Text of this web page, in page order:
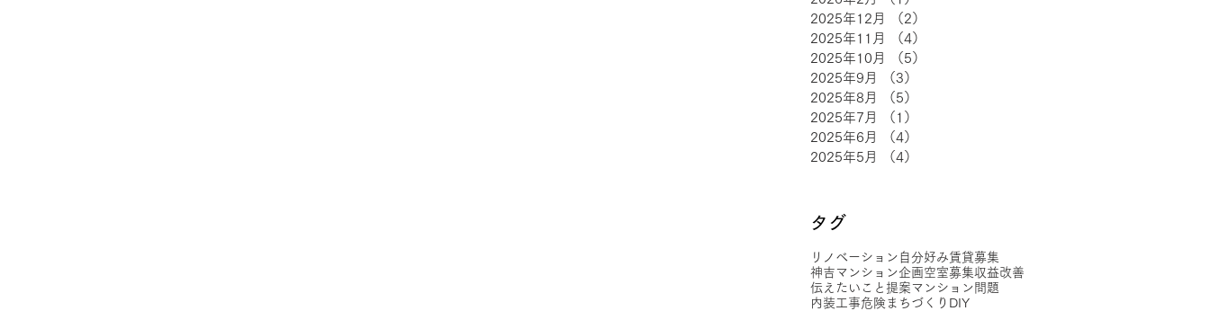
2025年12月
（2）
2025年11月
（4）
2025年10月
（5）
2025年9月
（3）
2025年8月
（5）
2025年7月
（1）
2025年6月
（4）
2025年5月
（4）
​タグ
リノベーション 自分好み賃貸募集
神吉マンション企画空室募集収益改善
伝えたいこと 提案マンション問題
内装工事危険 まちづくり DIY